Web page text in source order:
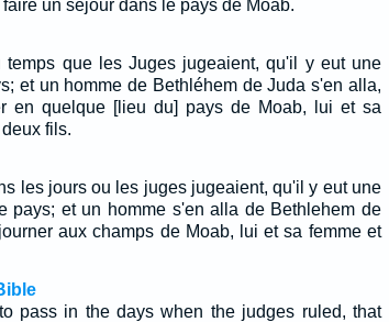
un séjour dans le pays de Moab.
temps que les Juges jugeaient, qu'il y eut une
et un homme de Bethléhem de Juda s'en alla,
en quelque [lieu du] pays de Moab, lui et sa
fils.
les jours ou les juges jugeaient, qu'il y eut une
pays; et un homme s'en alla de Bethlehem de
aux champs de Moab, lui et sa femme et
pass in the days when the judges ruled, that